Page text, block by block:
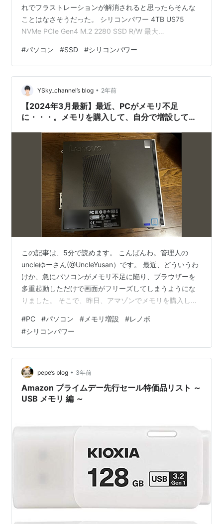
れでフラストレーションが解消されると思ったらそんな
ことはなさそうだった。 シリコンパワー 4TB US75
NVMe PCIe Gen4 M.2 2280 SSD R/W 最大
SP04KGBP44US7505 SP Silicon Power Amazon
#パソコン #SSD #シリコンパワー
YSky_channel’s blog • 2年前
【2024年3月最新】最近、PCがメモリ不足
に・・・。メモリを購入して、自分で増設してみ
この記事は、5分で読めます。 こんばんわ。管理人の
uncleゆーさん(@UncleYusan）です。 最近、どういうわ
けか、急にパソコンがメモリ不足に陥り、ブラウザーを
多重起動しただけで画面がフリーズしてしまうようにな
りました。 そこで、昨日、アマゾンでメモリを購入し
なんとかうまく増設することができました。 メモリ増設
にはコツがあり、それを知っておかないとうまく起動し
ないということがわかりました。 そこで、今回は、私が
やったPCのメモリの増設方法とコツ、トラブルの対処法
などを紹介します。 PCの紹介 アマゾンでメモリを購入
増設方法 まとめ P…
#PC #パソコン #メモリ増設 #レノボ
#シリコンパワー
pepe’s blog • 3年前
Amazon プライムデー先行セール特価品リスト ～
USB メモリ 編 ～